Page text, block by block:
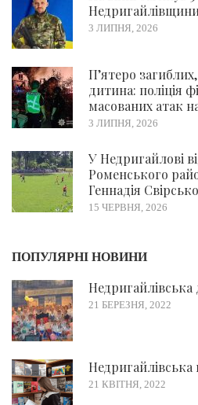
3 ЛИПНЯ, 2026
П’ятеро
дитина: поліція
масованих атак
3 ЛИПНЯ, 2026
У Недригайлові
Роменського
Геннадія
15 ЧЕРВНЯ, 2026
ПОПУЛЯРНІ НОВИНИ
21 БЕРЕЗНЯ, 2022
Недригайлівська
21 КВІТНЯ, 2022